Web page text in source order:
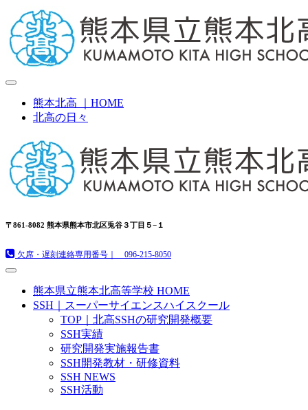
熊本北高 ｜HOME
北高の日々
〒861-8082 熊本県熊本市北区兎谷３丁目５−１
欠席・遅刻連絡専用番号｜ 096-215-8050
熊本県立熊本北高等学校 HOME
SSH｜スーパーサイエンスハイスクール
TOP｜北高SSHの研究開発概要
SSH実績
研究開発実施報告書
SSH開発教材・研修資料
SSH NEWS
SSH活動